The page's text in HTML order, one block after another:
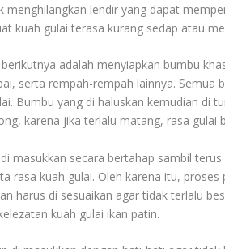
menghilangkan lendir yang dapat
kuah gulai terasa kurang sedap atau
adalah menyiapkan bumbu
serta rempah-rempah lainnya. Semua
Bumbu yang di haluskan kemudian di
karena jika terlalu matang, rasa gulai
masukkan secara bertahap sambil
rasa kuah gulai. Oleh karena itu, proses
harus di sesuaikan agar tidak terlalu
kuah gulai ikan patin.